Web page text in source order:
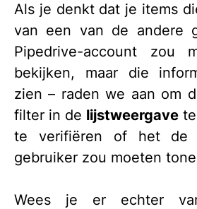
Als je denkt dat je items
van een van de andere
Pipedrive-account zou
bekijken, maar die
zien – raden we aan om
filter in de lijstweergave
te verifiëren of het de
gebruiker zou moeten
Wees je er echter